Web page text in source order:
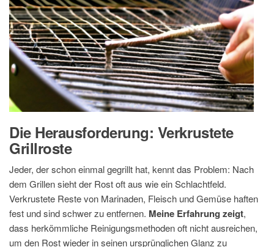
Die Herausforderung: Verkrustete
Grillroste
Jeder, der schon einmal gegrillt hat, kennt das Problem: Nach
dem Grillen sieht der Rost oft aus wie ein Schlachtfeld.
Verkrustete Reste von Marinaden, Fleisch und Gemüse haften
fest und sind schwer zu entfernen. Meine Erfahrung zeigt,
dass herkömmliche Reinigungsmethoden oft nicht ausreichen,
um den Rost wieder in seinen ursprünglichen Glanz zu